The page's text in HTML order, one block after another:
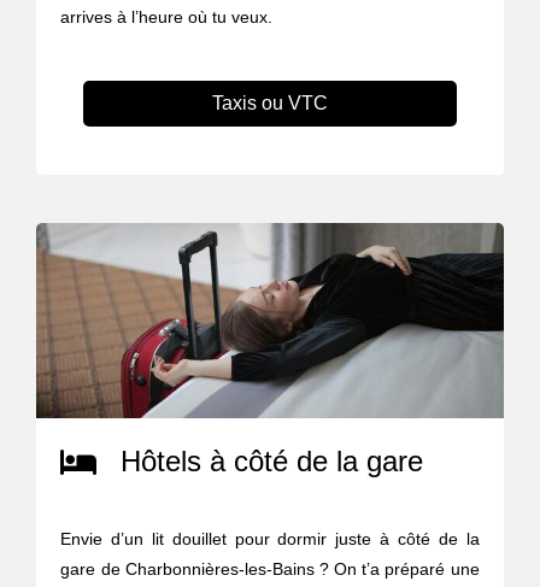
arrives à l’heure où tu veux.
Taxis ou VTC
Hôtels à côté de la gare
Envie d’un lit douillet pour dormir juste à côté de la
gare de Charbonnières-les-Bains ? On t’a préparé une